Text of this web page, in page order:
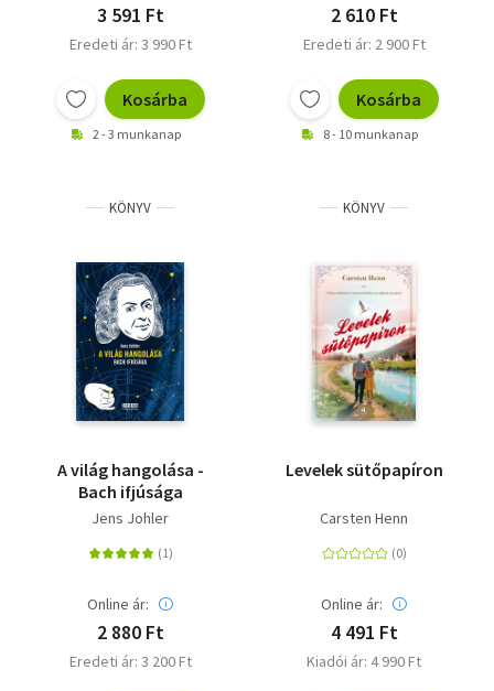
3 591 Ft
Eredeti ár: 3 990 Ft
Kosárba
2 - 3 munkanap
2 610 Ft
Eredeti ár: 2 900 Ft
Kosárba
8 - 10 munkanap
KÖNYV
A világ hangolása -
Bach ifjúsága
Jens Johler
Online ár:
2 880 Ft
Eredeti ár: 3 200 Ft
KÖNYV
Levelek sütőpapíron
Carsten Henn
Online ár:
4 491 Ft
Kiadói ár: 4 990 Ft